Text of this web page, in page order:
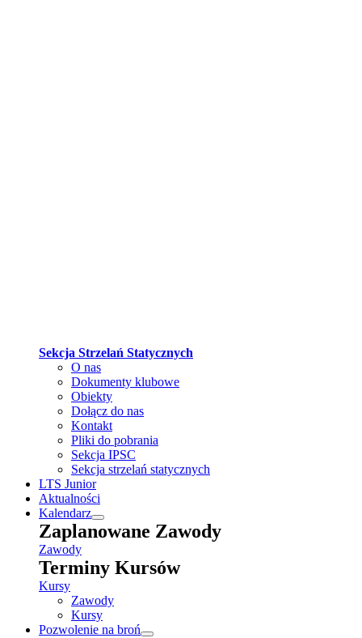
Sekcja Strzelań Statycznych
O nas
Dokumenty klubowe
Obiekty
Dołącz do nas
Kontakt
Pliki do pobrania
Sekcja IPSC
Sekcja strzelań statycznych
LTS Junior
Aktualności
Kalendarz
Zaplanowane Zawody
Zawody
Terminy Kursów
Kursy
Zawody
Kursy
Pozwolenie na broń